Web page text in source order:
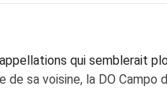
qui semblerait
sa voisine, la DO Campo